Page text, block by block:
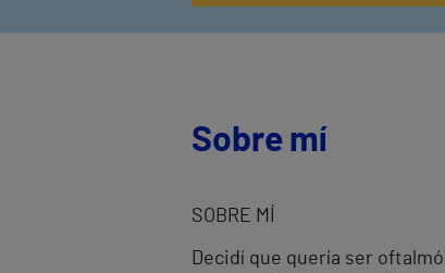
Sobre mí
SOBRE MÍ
Decidí que quería ser